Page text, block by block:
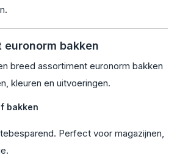
euronorm bakken
breed assortiment euronorm bakken
kleuren en uitvoeringen.
bakken
Perfect voor magazijnen,